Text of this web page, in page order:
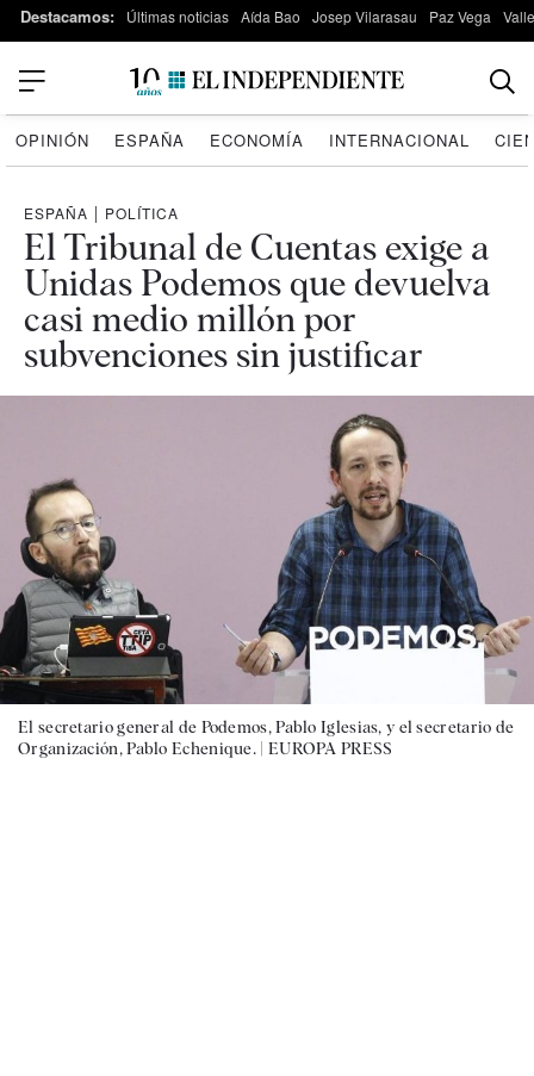
Destacamos: Últimas noticias Aída Bao Josep Vilarasau Paz Vega
OPINIÓN ESPAÑA ECONOMÍA INTERNACIONAL
ESPAÑA | POLÍTICA
El Tribunal de Cuentas exige a
Unidas Podemos que devuelva
casi medio millón por
subvenciones sin justificar
El secretario general de Podemos, Pablo Iglesias, y el secretario de
Organización, Pablo Echenique. | EUROPA PRESS